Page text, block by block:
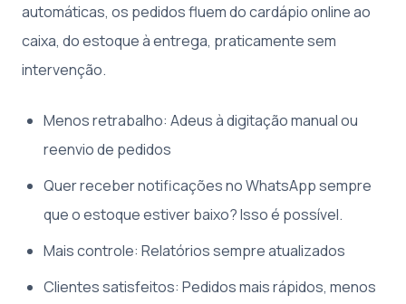
automáticas, os pedidos fluem do cardápio online ao
caixa, do estoque à entrega, praticamente sem
intervenção.
Menos retrabalho: Adeus à digitação manual ou
reenvio de pedidos
Quer receber notificações no WhatsApp sempre
que o estoque estiver baixo? Isso é possível.
Mais controle: Relatórios sempre atualizados
Clientes satisfeitos: Pedidos mais rápidos, menos